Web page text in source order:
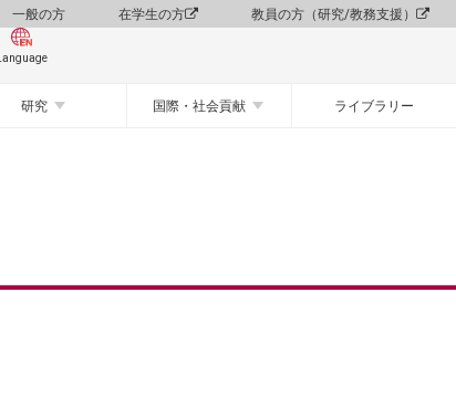
一般の方 在学生の方 教員の方（研究/教務支援）
Language
研究 国際・社会貢献 ライブラリー